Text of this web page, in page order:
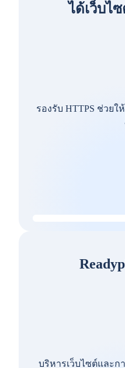
ได้เว็บไ
รองรับ HTTPS ช่วย
บริหารเว็บไซต์และ